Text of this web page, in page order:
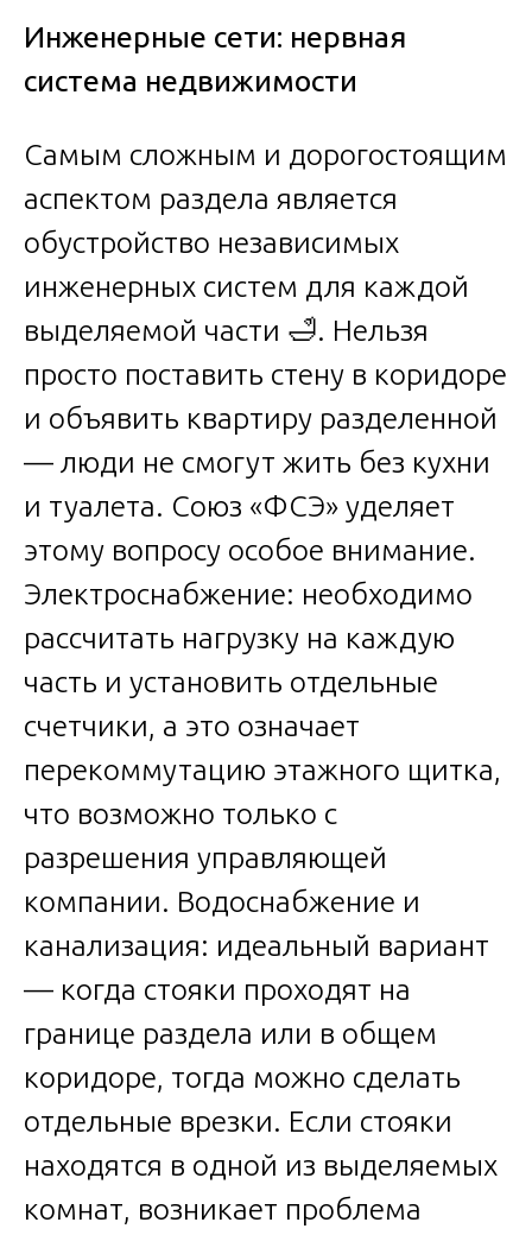
Инженерные сети: нервная
система недвижимости
Самым сложным и дорогостоящим
аспектом раздела является
обустройство независимых
инженерных систем для каждой
выделяемой части 🛁. Нельзя
просто поставить стену в коридоре
и объявить квартиру разделенной
— люди не смогут жить без кухни
и туалета. Союз «ФСЭ» уделяет
этому вопросу особое внимание.
Электроснабжение: необходимо
рассчитать нагрузку на каждую
часть и установить отдельные
счетчики, а это означает
перекоммутацию этажного щитка,
что возможно только с
разрешения управляющей
компании. Водоснабжение и
канализация: идеальный вариант
— когда стояки проходят на
границе раздела или в общем
коридоре, тогда можно сделать
отдельные врезки. Если стояки
находятся в одной из выделяемых
комнат, возникает проблема